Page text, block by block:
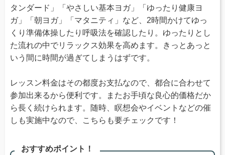
タンダード」「やさしい基本ヨガ」「ゆったり健康ヨ
ガ」「朝ヨガ」「マタニティ」など、2時間かけてゆっ
くり準備体操したり呼吸法を確認したり。ゆったりとし
た流れの中でリラックス効果を高めます。きっとあっと
いう間に時間が過ぎてしまうはずです。
レッスン料金はその都度お支払なので、都合に合わせて
参加出来るから便利です。またお手頃な良心的価格だか
ら長く続けられます。随時、瞑想会やイベントなどの催
しも実施中なので、こちらも要チェックです！
おすすめポイント！